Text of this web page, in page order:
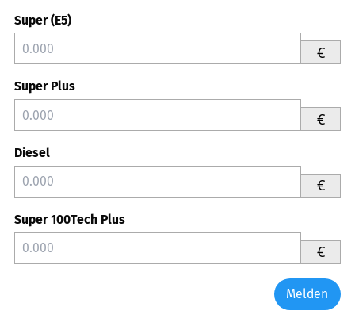
Super (E5)
€
Super Plus
€
Diesel
€
Super 100Tech Plus
€
Melden